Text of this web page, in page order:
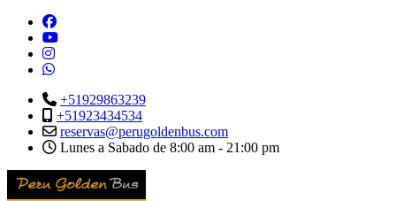
+51929863239
+51923434534
reservas@perugoldenbus.com
Lunes a Sabado de 8:00 am - 21:00 pm